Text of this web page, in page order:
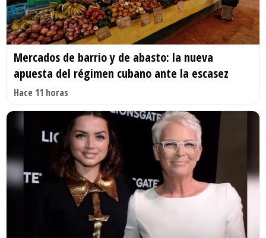
Mercados de barrio y de abasto: la nueva
apuesta del régimen cubano ante la escasez
Hace 11 horas